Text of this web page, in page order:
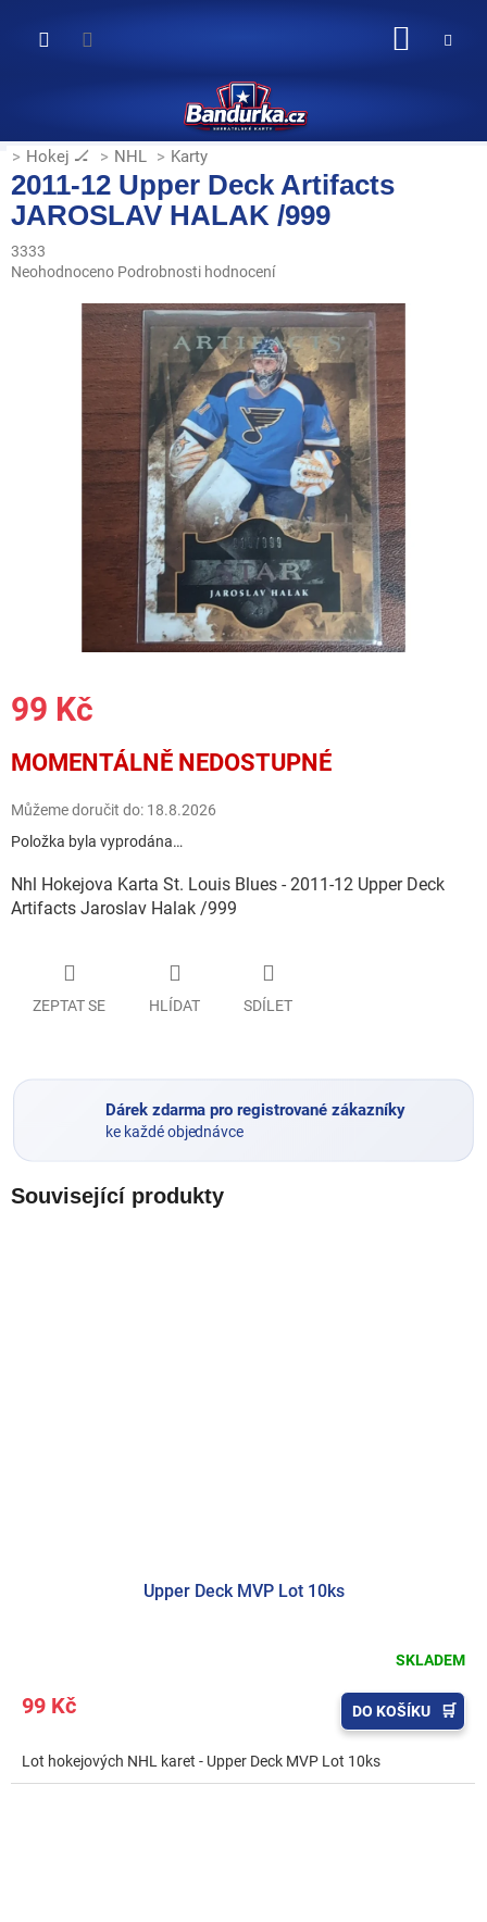
obsah
Hokej 🏒 NHL Karty
2011-12 Upper Deck Artifacts
JAROSLAV HALAK /999
3333
Průměrné
Neohodnoceno Podrobnosti hodnocení
99 Kč
cena:
MOMENTÁLNĚ NEDOSTUPNÉ
Můžeme doručit do: 18.8.2026
Položka byla vyprodána…
Nhl Hokejova Karta St. Louis Blues - 2011-12 Upper Deck
Artifacts Jaroslav Halak /999
ZEPTAT SE HLÍDAT SDÍLET
Dárek zdarma pro registrované zákazníky
ke každé objednávce
Související produkty
Upper Deck MVP Lot 10ks
SKLADEM
99 Kč DO KOŠÍKU
Lot hokejových NHL karet - Upper Deck MVP Lot 10ks